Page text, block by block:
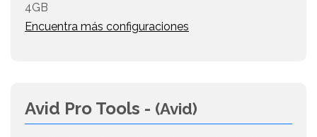
4GB
Encuentra más configuraciones
Avid Pro Tools - (Avid)